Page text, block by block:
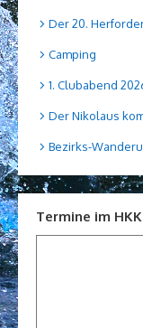
Der 20.
Camping
1. Clubabend
Der Nikolaus
Bezirks-
Termine im HKK